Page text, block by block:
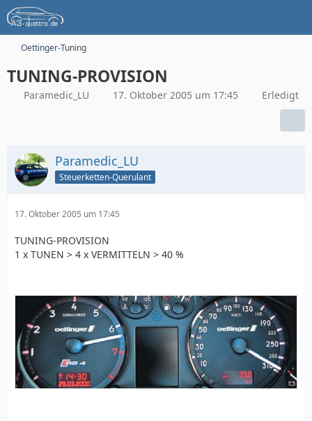
Oettinger-Tuning
TUNING-PROVISION
Paramedic_LU 17. Oktober 2005 um 17:45 Erledigt
Paramedic_LU
Steuerketten-Querulant
17. Oktober 2005 um 17:45
TUNING-PROVISION
1 x TUNEN > 4 x VERMITTELN > 40 %